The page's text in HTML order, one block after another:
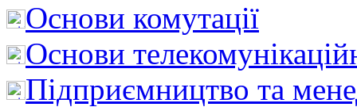
Основи комутації
Основи
Підприємництво та